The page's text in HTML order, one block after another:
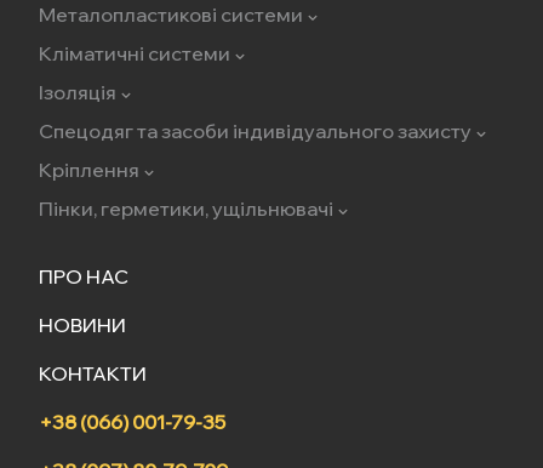
Металопластикові системи
Кліматичні системи
Ізоляція
Спецодяг та засоби індивідуального захисту
Кріплення
Пінки, герметики, ущільнювачі
ПРО НАС
НОВИНИ
КОНТАКТИ
+38 (066) 001-79-35